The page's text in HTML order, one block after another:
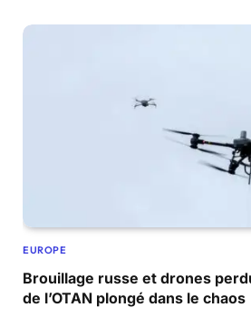
EUROPE
Brouillage russe et drones
de l’OTAN plongé dans le chaos